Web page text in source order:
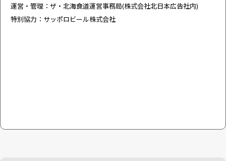
運営・管理：ザ・北海食道運営事務局(株式会社北日本広告社内)
特別協力：サッポロビール株式会社